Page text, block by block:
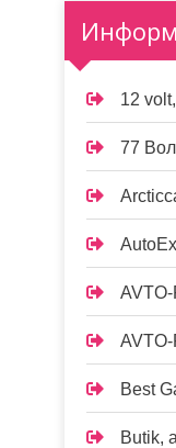
12
77
Best
Butik,